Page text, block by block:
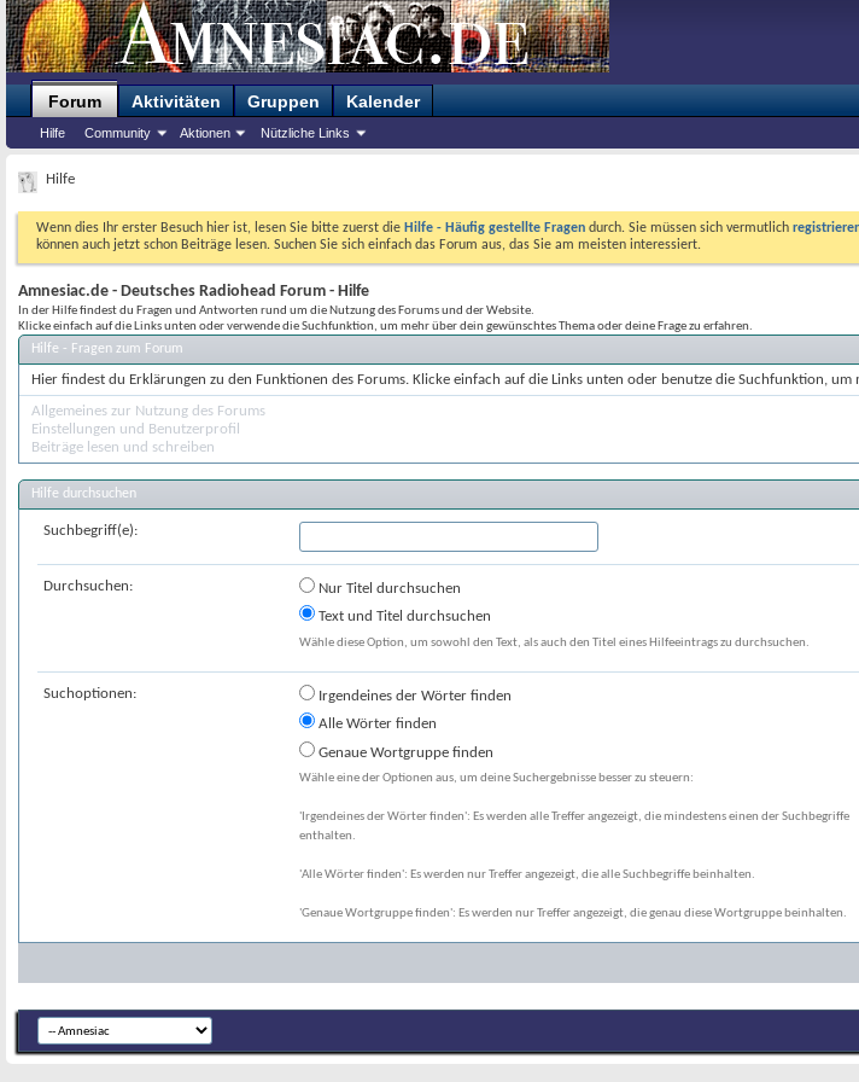
Forum
Hilfe Community Aktionen Nützliche Links
Aktivitäten Gruppen Kalender
Hilfe
Wenn dies Ihr erster Besuch hier ist, lesen Sie bitte zuerst die Hilfe - Häufig gestellte Fragen durch. Sie müssen sich vermutlich
können auch jetzt schon Beiträge lesen. Suchen Sie sich einfach das Forum aus, das Sie am meisten interessiert.
Amnesiac.de - Deutsches Radiohead Forum - Hilfe
In der Hilfe findest du Fragen und Antworten rund um die Nutzung des Forums und der Website.
Klicke einfach auf die Links unten oder verwende die Suchfunktion, um mehr über dein gewünschtes Thema oder deine Frage zu erfahren.
Hilfe - Fragen zum Forum
Hier findest du Erklärungen zu den Funktionen des Forums. Klicke einfach auf die Links unten oder benutze die Suchfunktion, um
Allgemeines zur Nutzung des Forums
Einstellungen und Benutzerprofil
Beiträge lesen und schreiben
Hilfe durchsuchen
Suchbegriff(e):
Durchsuchen:
Nur Titel durchsuchen
Text und Titel durchsuchen
Wähle diese Option, um sowohl den Text, als auch den Titel eines Hilfeeintrags zu durchsuchen.
Suchoptionen:
Irgendeines der Wörter finden
Alle Wörter finden
Genaue Wortgruppe finden
Wähle eine der Optionen aus, um deine Suchergebnisse besser zu steuern:
'Irgendeines der Wörter finden': Es werden alle Treffer angezeigt, die mindestens einen der Suchbegriffe
enthalten.
'Alle Wörter finden': Es werden nur Treffer angezeigt, die alle Suchbegriffe beinhalten.
'Genaue Wortgruppe finden': Es werden nur Treffer angezeigt, die genau diese Wortgruppe beinhalten.